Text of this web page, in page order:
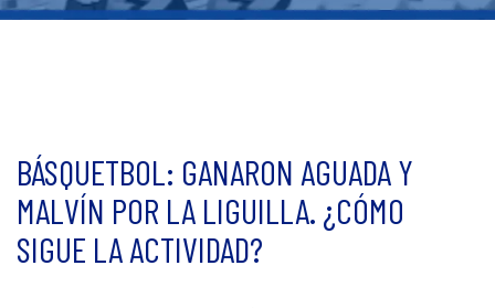
BÁSQUETBOL: GANARON AGUADA Y
MALVÍN POR LA LIGUILLA. ¿CÓMO
SIGUE LA ACTIVIDAD?